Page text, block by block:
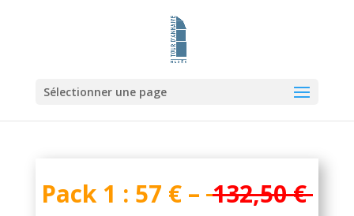
Sélectionner une page
Pack 1 : 57 € – 132,50 €